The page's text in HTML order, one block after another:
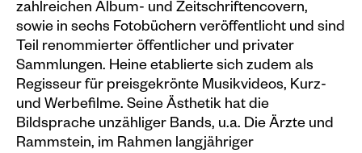
zahlreichen Album- und Zeitschriftencovern,
sowie in sechs Fotobüchern veröffentlicht und sind
Teil renommierter öffentlicher und privater
Sammlungen. Heine etablierte sich zudem als
Regisseur für preisgekrönte Musikvideos, Kurz-
und Werbefilme. Seine Ästhetik hat die
Bildsprache unzähliger Bands, u.a. Die Ärzte und
Rammstein, im Rahmen langjähriger